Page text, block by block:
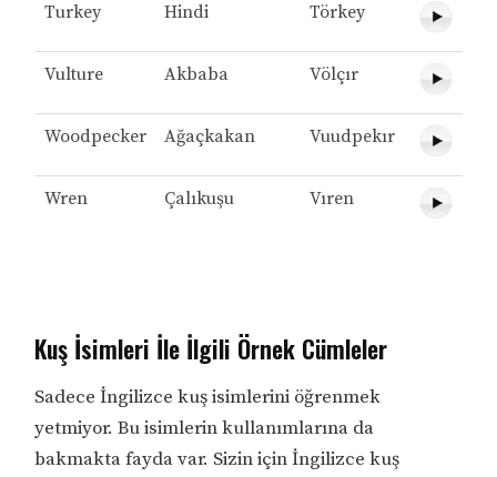
Turkey Hindi Törkey
Vulture Akbaba Völçır
Woodpecker Ağaçkakan Vuudpekır
Wren Çalıkuşu Vıren
Kuş İsimleri İle İlgili Örnek Cümleler
Sadece İngilizce kuş isimlerini öğrenmek
yetmiyor. Bu isimlerin kullanımlarına da
bakmakta fayda var. Sizin için İngilizce kuş